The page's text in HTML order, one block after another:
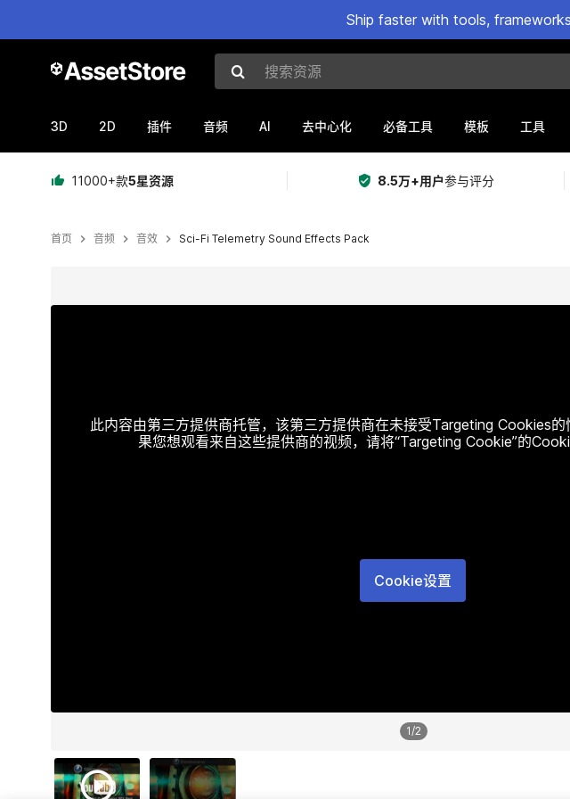
Ship faster with tools,
搜索资源
3D 2D 插件 音频 AI 去中心化 必备工具 模板 工具
11000+款5星资源 8.5万+用户参与评分
首页 音频 音效 Sci-Fi Telemetry Sound Effects Pack
此内容由第三方提供商托管，该第三方提供商在未接受Targeting Cookies
果您想观看来自这些提供商的视频，请将“Targeting Cookie”的
Cookie设置
1/2